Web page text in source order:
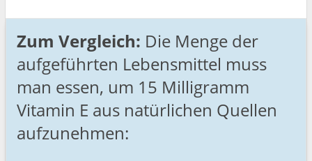
Zum Vergleich: Die Menge der
aufgeführten Lebensmittel muss
man essen, um 15 Milligramm
Vitamin E aus natürlichen Quellen
aufzunehmen: